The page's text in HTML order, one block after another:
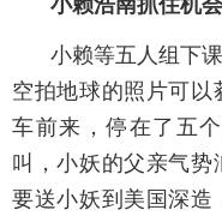
小赖等五人组下
空拍地球的照片可
车前来，停在了五
叫，小妖的父亲气势
要送小妖到美国深造